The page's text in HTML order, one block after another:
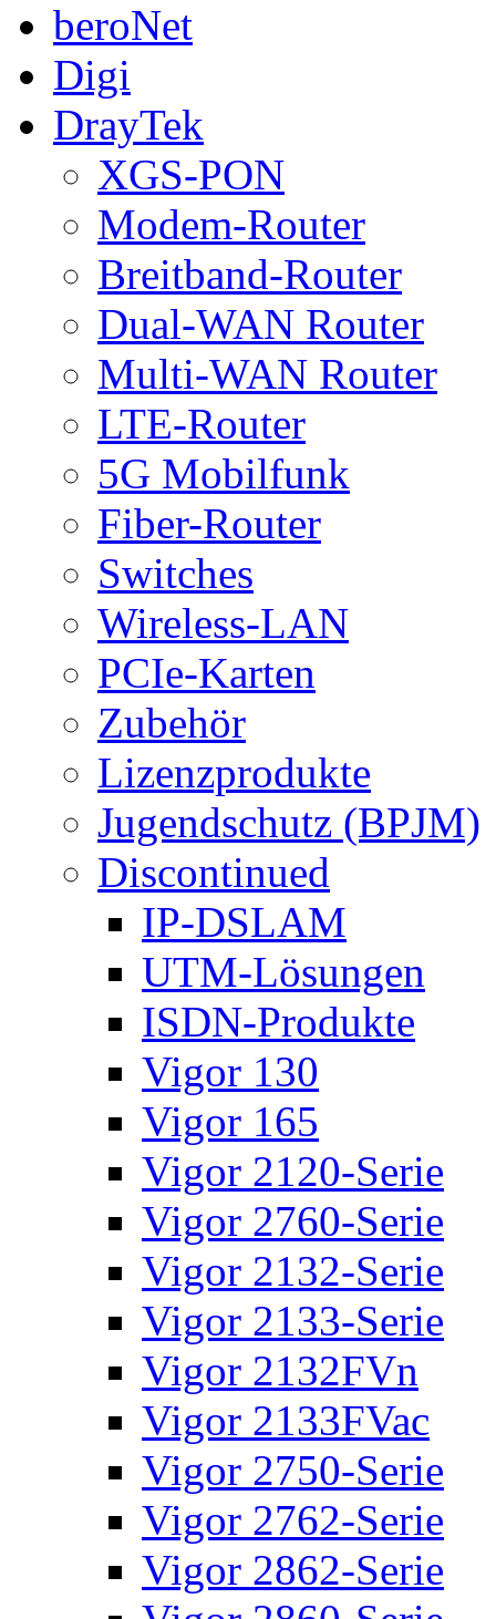
beroNet
Digi
DrayTek
XGS-PON
Modem-Router
Breitband-Router
Dual-WAN Router
Multi-WAN Router
LTE-Router
5G Mobilfunk
Fiber-Router
Switches
Wireless-LAN
PCIe-Karten
Zubehör
Lizenzprodukte
Jugendschutz (BPJM)
Discontinued
IP-DSLAM
UTM-Lösungen
ISDN-Produkte
Vigor 130
Vigor 165
Vigor 2120-Serie
Vigor 2760-Serie
Vigor 2132-Serie
Vigor 2133-Serie
Vigor 2132FVn
Vigor 2133FVac
Vigor 2750-Serie
Vigor 2762-Serie
Vigor 2862-Serie